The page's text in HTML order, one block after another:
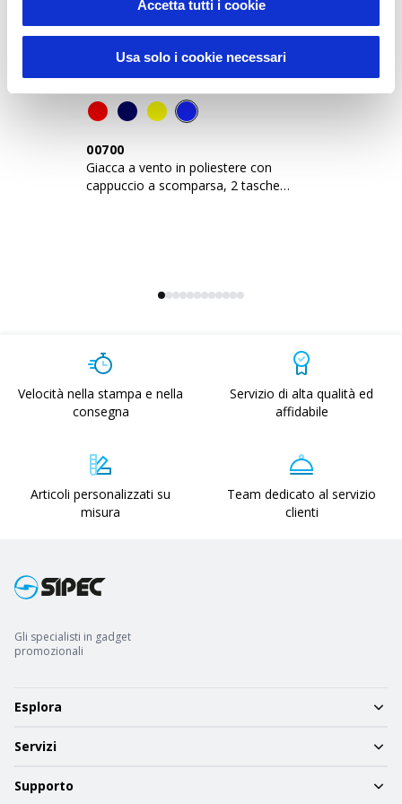
Accetta tutti i cookie
Usa solo i cookie necessari
00700
Giacca a vento in poliestere con
cappuccio a scomparsa, 2 tasche
Velocità nella stampa e nella
consegna
Servizio di alta qualità ed
affidabile
Articoli personalizzati su
misura
Team dedicato al servizio
clienti
Gli specialisti in gadget
promozionali
Esplora
Servizi
Supporto